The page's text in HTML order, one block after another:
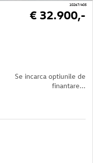
10267/405
Se incarca optiunile de
finantare...
€ 32.900,-